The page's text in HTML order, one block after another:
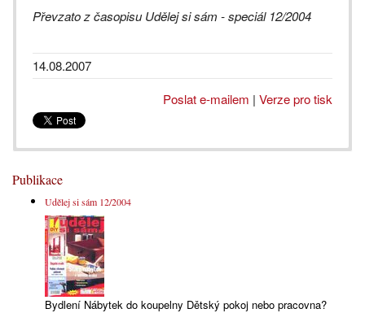
Převzato z časopisu Udělej si sám - speciál 12/2004
14.08.2007
Poslat e-mailem | Verze pro tisk
Publikace
Udělej si sám 12/2004
Bydlení Nábytek do koupelny Dětský pokoj nebo pracovna?